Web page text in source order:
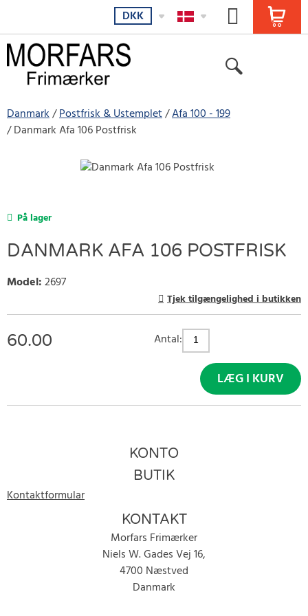
DKK
Danmark Postfrisk & Ustemplet Afa 100 - 199
Danmark Afa 106 Postfrisk
På lager
DANMARK AFA 106 POSTFRISK
Model:2697
Tjek tilgængelighed i butikken
60.00 Antal:
LÆG I KURV
KONTO
BUTIK
Kontaktformular
KONTAKT
Morfars Frimærker
Niels W. Gades Vej 16,
4700 Næstved
Danmark